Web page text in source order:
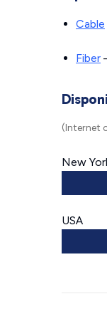
Cable
Fiber
(Internet
New
USA